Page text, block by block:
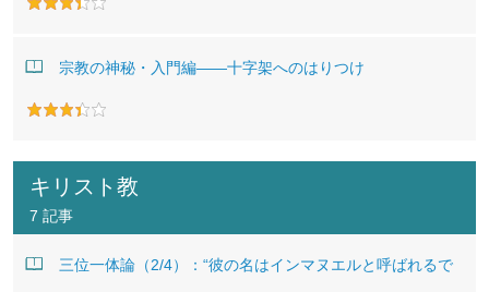
宗教の神秘・入門編――十字架へのはりつけ
キリスト教
7 記事
三位一体論（2/4）：“彼の名はインマヌエルと呼ばれるで